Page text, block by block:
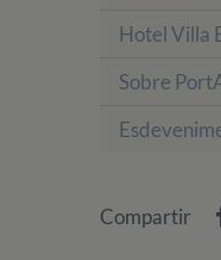
Hotel Villa
Sobre
Compartir